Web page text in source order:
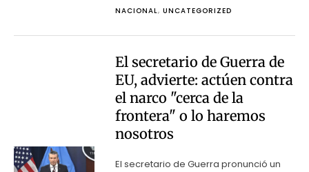
NACIONAL, UNCATEGORIZED
El secretario de Guerra de
EU, advierte: actúen contra
el narco "cerca de la
frontera" o lo haremos
nosotros
El secretario de Guerra pronunció un